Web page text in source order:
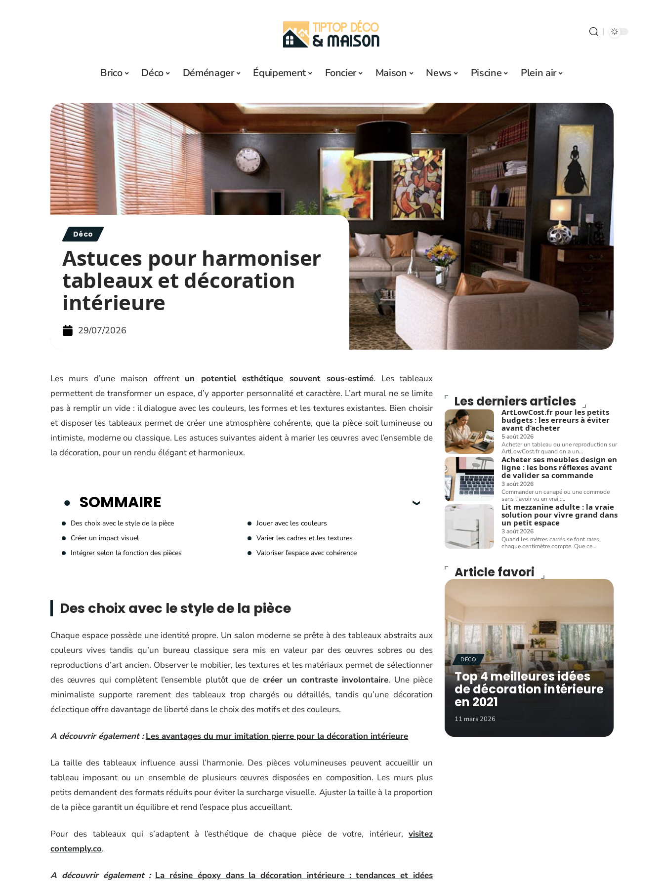
Brico Déco Déménager Équipement Foncier Maison News Piscine Plein air
Déco
Astuces pour harmoniser
tableaux et décoration
intérieure
29/07/2026
Les murs d’une maison offrent un potentiel esthétique souvent sous-estimé. Les tableaux
permettent de transformer un espace, d’y apporter personnalité et caractère. L’art mural ne se limite
pas à remplir un vide : il dialogue avec les couleurs, les formes et les textures existantes. Bien choisir
et disposer les tableaux permet de créer une atmosphère cohérente, que la pièce soit lumineuse ou
intimiste, moderne ou classique. Les astuces suivantes aident à marier les œuvres avec l’ensemble de
la décoration, pour un rendu élégant et harmonieux.
SOMMAIRE
Des choix avec le style de la pièce
Jouer avec les couleurs
Créer un impact visuel
Varier les cadres et les textures
Intégrer selon la fonction des pièces
Valoriser l’espace avec cohérence
Des choix avec le style de la pièce
Chaque espace possède une identité propre. Un salon moderne se prête à des tableaux abstraits aux
couleurs vives tandis qu’un bureau classique sera mis en valeur par des œuvres sobres ou des
reproductions d’art ancien. Observer le mobilier, les textures et les matériaux permet de sélectionner
des œuvres qui complètent l’ensemble plutôt que de créer un contraste involontaire. Une pièce
minimaliste supporte rarement des tableaux trop chargés ou détaillés, tandis qu’une décoration
éclectique offre davantage de liberté dans le choix des motifs et des couleurs.
A découvrir également : Les avantages du mur imitation pierre pour la décoration intérieure
La taille des tableaux influence aussi l’harmonie. Des pièces volumineuses peuvent accueillir un
tableau imposant ou un ensemble de plusieurs œuvres disposées en composition. Les murs plus
petits demandent des formats réduits pour éviter la surcharge visuelle. Ajuster la taille à la proportion
de la pièce garantit un équilibre et rend l’espace plus accueillant.
Pour des tableaux qui s’adaptent à l’esthétique de chaque pièce de votre, intérieur, visitez
contemply.co.
A découvrir également : La résine époxy dans la décoration intérieure : tendances et idées
Les derniers articles
ArtLowCost.fr pour les petits
budgets : les erreurs à éviter
avant d’acheter
5 août 2026
Acheter un tableau ou une reproduction sur
ArtLowCost.fr quand on a un…
Acheter ses meubles design en
ligne : les bons réflexes avant
de valider sa commande
3 août 2026
Commander un canapé ou une commode
sans l'avoir vu en vrai :…
Lit mezzanine adulte : la vraie
solution pour vivre grand dans
un petit espace
3 août 2026
Quand les mètres carrés se font rares,
chaque centimètre compte. Que ce…
Article favori
DÉCO
Top 4 meilleures idées
de décoration intérieure
en 2021
11 mars 2026